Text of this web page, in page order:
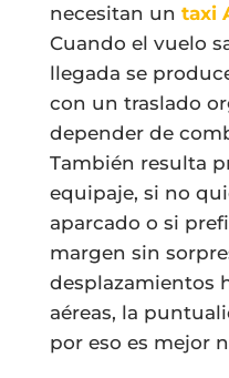
necesitan un taxi
Cuando el vuelo
llegada se
con un traslado
depender de
También resulta
equipaje, si no
aparcado o si
margen sin
desplazamientos
aéreas, la
por eso es mejor